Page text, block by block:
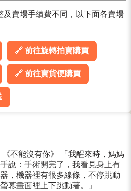
及賣場手續費不同，以下面各賣場
🔗 前往旋轉拍賣購買
🔗 前往賣貨便購買
不能沒有你》 「我醒來時，媽媽
說：手術開完了，我看見身上有
，機器裡有很多線條，不停跳動
幕畫面裡上下跳動著。」